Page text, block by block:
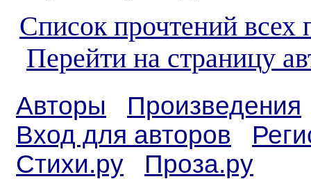
Список прочтений всех
Перейти на страницу
Авторы
Произведения
Вход для авторов
Стихи.ру
Проза.ру